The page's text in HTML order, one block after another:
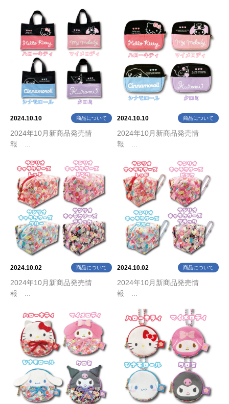
2024.10.10 商品について
2024年10月新商品発売情
報 ...
2024.10.10 商品について
2024年10月新商品発売情
報 ...
2024.10.02 商品について
2024年10月新商品発売情
報 ...
2024.10.02 商品について
2024年10月新商品発売情
報 ...